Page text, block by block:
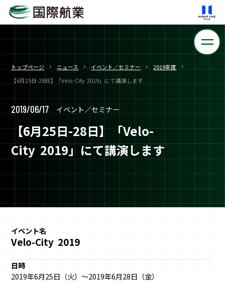
トップページ ニュース イベント／セミナー
2019年度
【6月25日-28日】「Velo-City 2019」にて講演します
2019/06/17 イベント／セミナー
【6月25日-28日】「Velo-
City 2019」にて講演します
イベント名
Velo-City 2019
日時
2019年6月25日（火）～2019年6月28日（金）